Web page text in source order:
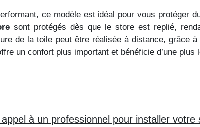
ce modèle est idéal pour vous protéger
sont protégés dès que le store est replié,
de la toile peut être réalisée à distance, grâce
un confort plus important et bénéficie d’une plus
appel à un professionnel pour installer